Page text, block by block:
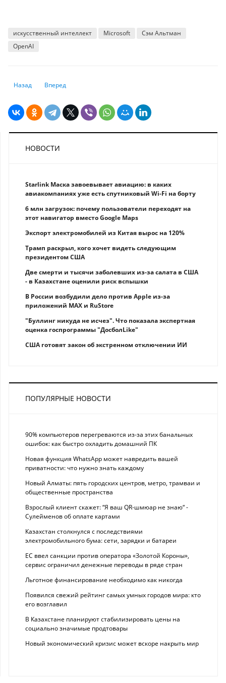
искусственный интеллект Microsoft
Сэм Альтман
OpenAI
Предыдущий: Отключаем надоевшую рекламу в телефоне:
Назад Следующий: Хакеры-вымогатели украли более $1 млрд в
Вперед
НОВОСТИ
Starlink Маска завоевывает авиацию: в каких
авиакомпаниях уже есть спутниковый Wi-Fi на борту
6 млн загрузок: почему пользователи переходят на
этот навигатор вместо Google Maps
Экспорт электромобилей из Китая вырос на 120%
Трамп раскрыл, кого хочет видеть следующим
президентом США
Две смерти и тысячи заболевших из-за салата в США
- в Казахстане оценили риск вспышки
В России возбудили дело против Apple из-за
приложений MAX и RuStore
"Буллинг никуда не исчез". Что показала экспертная
оценка госпрограммы "ДосболLike"
США готовят закон об экстренном отключении ИИ
ПОПУЛЯРНЫЕ НОВОСТИ
90% компьютеров перегреваются из-за этих банальных
ошибок: как быстро охладить домашний ПК
Новая функция WhatsApp может навредить вашей
приватности: что нужно знать каждому
Новый Алматы: пять городских центров, метро, трамваи и
общественные пространства
Взрослый клиент скажет: “Я ваш QR-шмюар не знаю“ -
Сулейменов об оплате картами
Казахстан столкнулся с последствиями
электромобильного бума: сети, зарядки и батареи
ЕС ввел санкции против оператора «Золотой Короны»,
сервис ограничил денежные переводы в ряде стран
Льготное финансирование необходимо как никогда
Появился свежий рейтинг самых умных городов мира: кто
его возглавил
В Казахстане планируют стабилизировать цены на
социально значимые продтовары
Новый экономический кризис может вскоре накрыть мир